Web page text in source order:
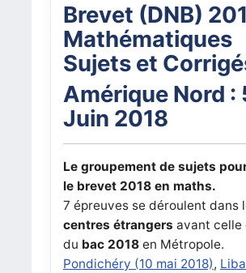
Brevet (DNB)
Mathématiques
Sujets et
Amérique Nord :
Juin 2018
Le groupement de sujets
le brevet 2018 en maths.
7 épreuves se déroulent dans
centres étrangers avant celle
du bac 2018en Métropole.
Pondichéry (10 mai 2018),